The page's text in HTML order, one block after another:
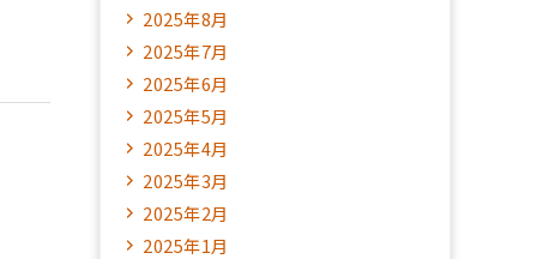
2025年8月
2025年7月
2025年6月
2025年5月
2025年4月
2025年3月
2025年2月
2025年1月